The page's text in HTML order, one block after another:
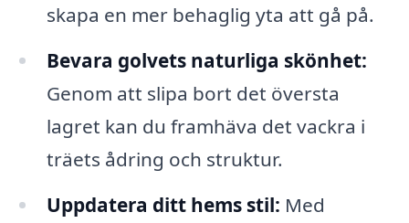
skapa en mer behaglig yta att gå på.
Bevara golvets naturliga skönhet:
Genom att slipa bort det översta
lagret kan du framhäva det vackra i
träets ådring och struktur.
Uppdatera ditt hems stil: Med